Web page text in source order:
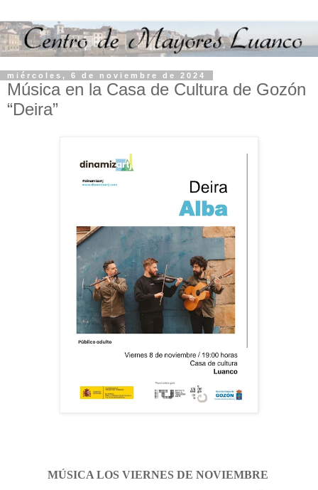
miércoles, 6 de noviembre de 2024
Música en la Casa de Cultura de Gozón
“Deira”
MÚSICA LOS VIERNES DE NOVIEMBRE